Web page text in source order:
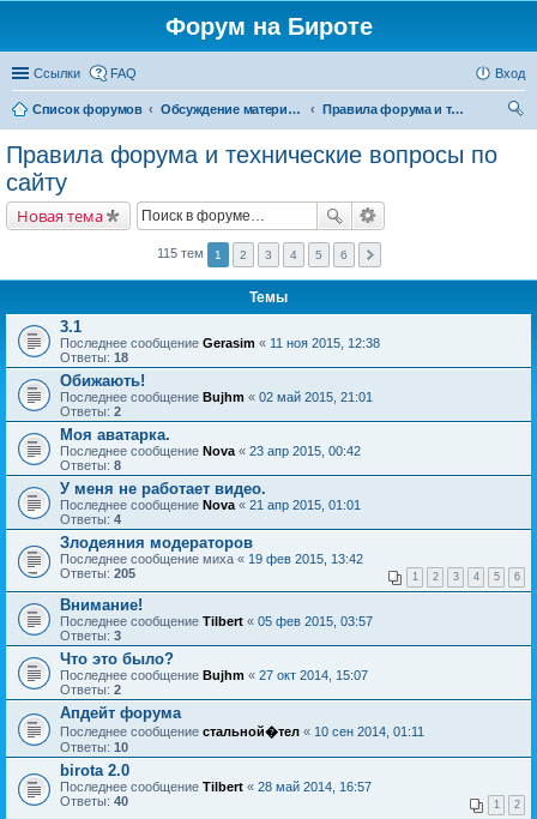
Форум на Бироте
Ссылки FAQ Вход
Список форумов Обсуждение материалов сайта
Правила форума и технические вопросы по сайту
Правила форума и технические вопросы по
сайту
Новая тема
115 тем 1 2 3 4 5 6
Темы
3.1
Последнее сообщение Gerasim « 11 ноя 2015, 12:38
Ответы: 18
Обижають!
Последнее сообщение Bujhm « 02 май 2015, 21:01
Ответы: 2
Моя аватарка.
Последнее сообщение Nova « 23 апр 2015, 00:42
Ответы: 8
У меня не работает видео.
Последнее сообщение Nova « 21 апр 2015, 01:01
Ответы: 4
Злодеяния модераторов
Последнее сообщение миха « 19 фев 2015, 13:42
Ответы: 205 1 2 3 4 5 6
Внимание!
Последнее сообщение Tilbert « 05 фев 2015, 03:57
Ответы: 3
Что это было?
Последнее сообщение Bujhm « 27 окт 2014, 15:07
Ответы: 2
Апдейт форума
Последнее сообщение стальной�тел « 10 сен 2014, 01:11
Ответы: 10
birota 2.0
Последнее сообщение Tilbert « 28 май 2014, 16:57
Ответы: 40 1 2